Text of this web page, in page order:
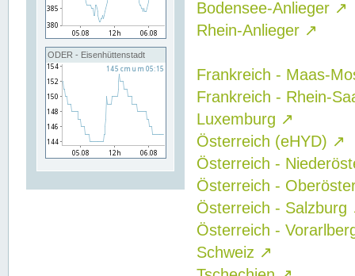
ODER - Eisenhüttenstadt
Bodensee-Anlieger ↗
Rhein-Anlieger ↗
Frankreich - Maas-
Frankreich - Rhein-
Luxemburg ↗
Österreich (eHYD) ↗
Österreich -
Österreich -
Österreich - Salzburg
Österreich -
Schweiz ↗